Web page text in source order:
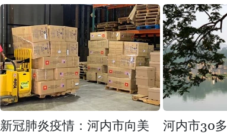
新冠肺炎疫情：河内市向美
河内市30